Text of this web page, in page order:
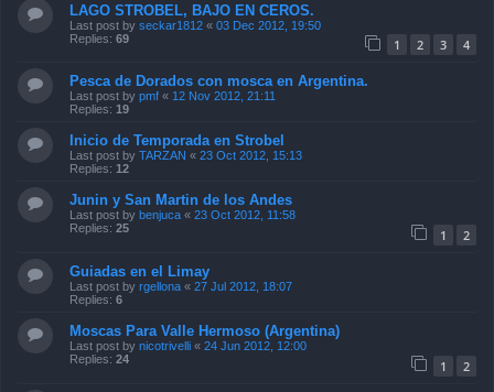
LAGO STROBEL, BAJO EN CEROS.
Last post by seckar1812 « 03 Dec 2012, 19:50
Replies: 69 1 2 3 4
Pesca de Dorados con mosca en Argentina.
Last post by pmf « 12 Nov 2012, 21:11
Replies: 19
Inicio de Temporada en Strobel
Last post by TARZAN « 23 Oct 2012, 15:13
Replies: 12
Junin y San Martin de los Andes
Last post by benjuca « 23 Oct 2012, 11:58
Replies: 25 1 2
Guiadas en el Limay
Last post by rgellona « 27 Jul 2012, 18:07
Replies: 6
Moscas Para Valle Hermoso (Argentina)
Last post by nicotrivelli « 24 Jun 2012, 12:00
Replies: 24 1 2